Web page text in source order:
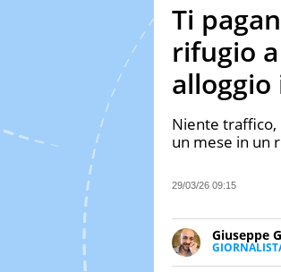
Ti
rifugio
alloggio
Niente traffico,
un mese in un
29/03/26 09:15
Giuseppe
Ph(D) in